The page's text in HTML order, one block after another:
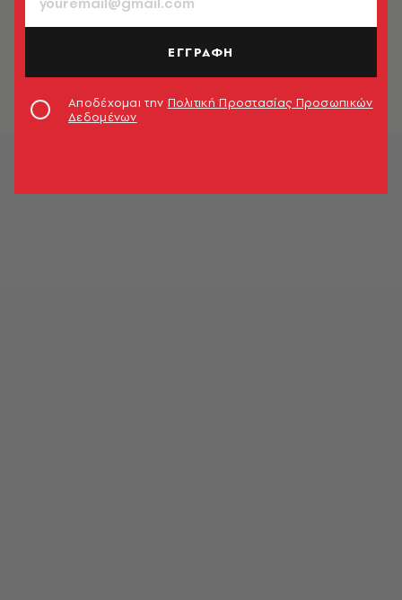
TV & MEDIA
Οι «καταραμένοι» του Μπέβερλι
Χιλς - Καταχρήσεις και χρέη
Χαρά Βαμβακούλα
ΕΓΓΡΑΦΗ
Αποδέχομαι την Πολιτική Προστασίας Προσωπικών
Δεδομένων